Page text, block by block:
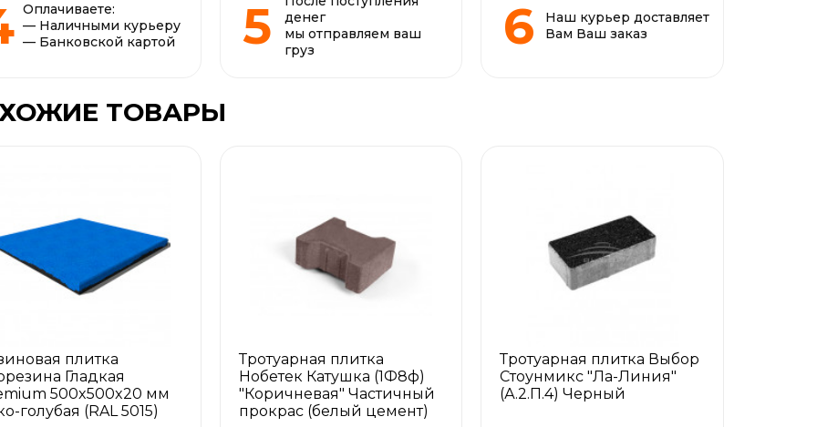
Оплачиваете:
— Наличными курьеру
— Банковской картой
денег
мы отправляем ваш
груз
Наш курьер доставляет
Вам Ваш заказ
ТОВАРЫ
плитка
Гладкая
500x500x20 мм
голубая (RAL 5015)
Тротуарная плитка
Нобетек Катушка (1Ф8ф)
"Коричневая" Частичный
прокрас (белый цемент)
Тротуарная плитка Выбор
Стоунмикс "Ла-Линия"
(А.2.П.4) Черный